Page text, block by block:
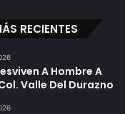
RECIENTES
A Hombre A
Valle Del Durazno